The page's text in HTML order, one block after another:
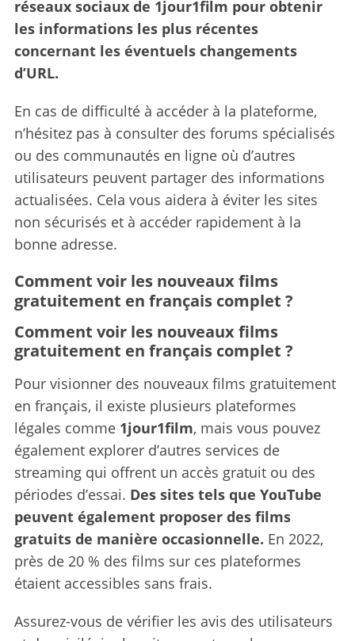
réseaux sociaux de 1jour1film pour obtenir
les informations les plus récentes
concernant les éventuels changements
d’URL.
En cas de difficulté à accéder à la plateforme,
n’hésitez pas à consulter des forums spécialisés
ou des communautés en ligne où d’autres
utilisateurs peuvent partager des informations
actualisées. Cela vous aidera à éviter les sites
non sécurisés et à accéder rapidement à la
bonne adresse.
Comment voir les nouveaux films
gratuitement en français complet ?
Comment voir les nouveaux films
gratuitement en français complet ?
Pour visionner des nouveaux films gratuitement
en français, il existe plusieurs plateformes
légales comme 1jour1film, mais vous pouvez
également explorer d’autres services de
streaming qui offrent un accès gratuit ou des
périodes d’essai. Des sites tels que YouTube
peuvent également proposer des films
gratuits de manière occasionnelle. En 2022,
près de 20 % des films sur ces plateformes
étaient accessibles sans frais.
Assurez-vous de vérifier les avis des utilisateurs